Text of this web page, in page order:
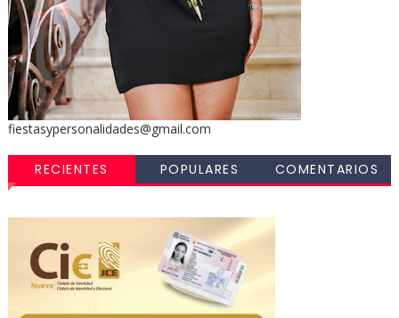
fiestasypersonalidades@gmail.com
RECIENTES POPULARES COMENTARIOS